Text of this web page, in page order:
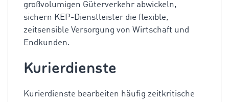
großvolumigen Güterverkehr abwickeln,
sichern KEP-Dienstleister die flexible,
zeitsensible Versorgung von Wirtschaft und
Endkunden.
Kurierdienste
Kurierdienste bearbeiten häufig zeitkritische